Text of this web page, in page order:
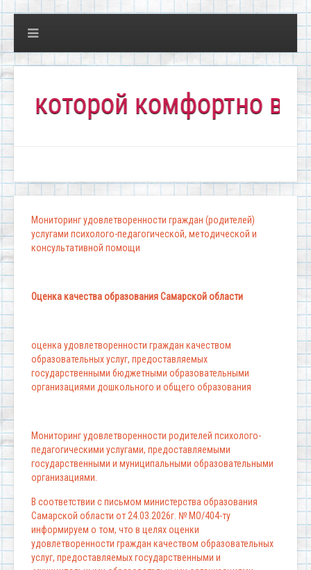
комфортно всем!"
Мониторинг удовлетворенности граждан (родителей)
услугами психолого-педагогической, методической и
консультативной помощи
Оценка качества образования Самарской области
оценка удовлетворенности граждан качеством
образовательных услуг, предоставляемых
государственными бюджетными образовательными
организациями дошкольного и общего образования
Мониторинг удовлетворенности родителей психолого-
педагогическими услугами, предоставляемыми
государственными и муниципальными образовательными
организациями.
В соответствии с письмом министерства образования
Самарской области от 24.03.2026г. № МО/404-ту
информируем о том, что в целях оценки
удовлетворенности граждан качеством образовательных
услуг, предоставляемых государственными и